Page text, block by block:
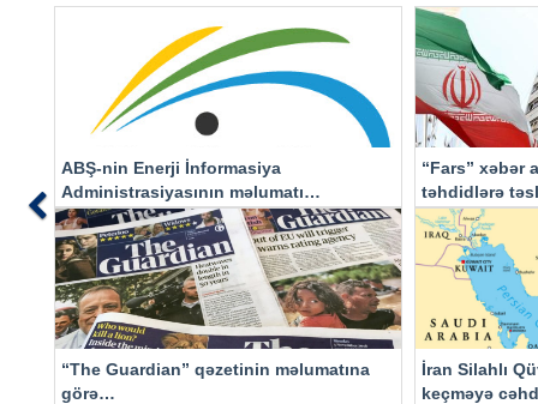
ABŞ-nin Enerji İnformasiya
Administrasiyasının məlumatı
əsasında…
“Fars” xəbər
təhdidlərə
“The Guardian” qəzetinin məlumatına
görə…
İran Silahlı
keçməyə
Previous